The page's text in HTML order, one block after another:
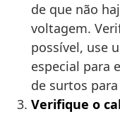
de que não
voltagem.
possível, use
especial para
de surtos
Verifique o